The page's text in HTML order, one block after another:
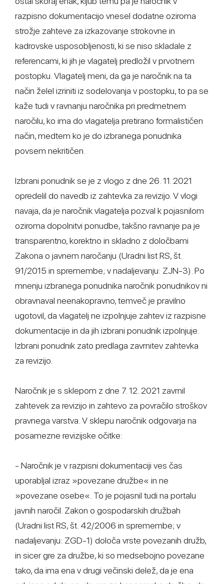
razpisno dokumentacijo vnesel dodatne oziroma
strožje zahteve za izkazovanje strokovne in
kadrovske usposobljenosti, ki se niso skladale z
referencami, ki jih je vlagatelj predložil v prvotnem
postopku. Vlagatelj meni, da ga je naročnik na ta
način želel izriniti iz sodelovanja v postopku, to pa se
kaže tudi v ravnanju naročnika pri predmetnem
naročilu, ko ima do vlagatelja pretirano formalističen
način, medtem ko je do izbranega ponudnika
povsem nekritičen.
Izbrani ponudnik se je z vlogo z dne 26. 11. 2021
opredelil do navedb iz zahtevka za revizijo. V vlogi
navaja, da je naročnik vlagatelja pozval k pojasnilom
oziroma dopolnitvi ponudbe, takšno ravnanje pa je
transparentno, korektno in skladno z določbami
Zakona o javnem naročanju (Uradni list RS, št.
91/2015 in spremembe; v nadaljevanju: ZJN-3). Po
mnenju izbranega ponudnika naročnik ponudnikov ni
obravnaval neenakopravno, temveč je pravilno
ugotovil, da vlagatelj ne izpolnjuje zahtev iz razpisne
dokumentacije in da jih izbrani ponudnik izpolnjuje.
Izbrani ponudnik zato predlaga zavrnitev zahtevka
za revizijo.
Naročnik je s sklepom z dne 7. 12. 2021 zavrnil
zahtevek za revizijo in zahtevo za povračilo stroškov
pravnega varstva. V sklepu naročnik odgovarja na
posamezne revizijske očitke:
- Naročnik je v razpisni dokumentaciji ves čas
uporabljal izraz »povezane družbe« in ne
»povezane osebe«. To je pojasnil tudi na portalu
javnih naročil. Zakon o gospodarskih družbah
(Uradni list RS, št. 42/2006 in spremembe; v
nadaljevanju: ZGD-1) določa vrste povezanih družb,
in sicer gre za družbe, ki so medsebojno povezane
tako, da ima ena v drugi večinski delež, da je ena